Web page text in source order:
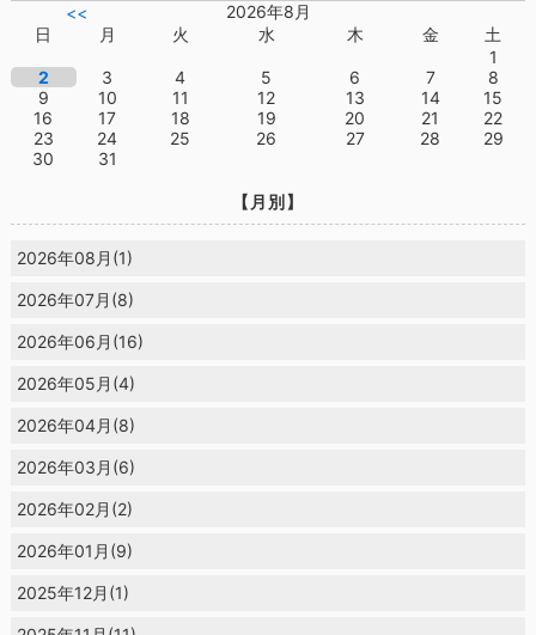
<<
2026年8月
日
月 火 水 木 金
土
1
2
3 4 5 6 7
8
9
10 11 12 13 14
15
16
17 18 19 20 21
22
23
24 25 26 27 28
29
30
31
【月別】
2026年08月(1)
2026年07月(8)
2026年06月(16)
2026年05月(4)
2026年04月(8)
2026年03月(6)
2026年02月(2)
2026年01月(9)
2025年12月(1)